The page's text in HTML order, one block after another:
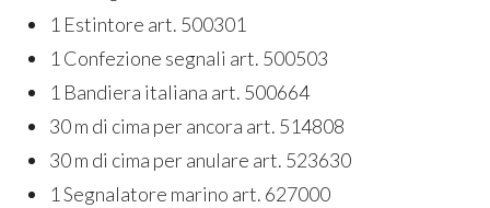
1 Estintore art. 500301
1 Confezione segnali art. 500503
1 Bandiera italiana art. 500664
30 m di cima per ancora art. 514808
30 m di cima per anulare art. 523630
1 Segnalatore marino art. 627000